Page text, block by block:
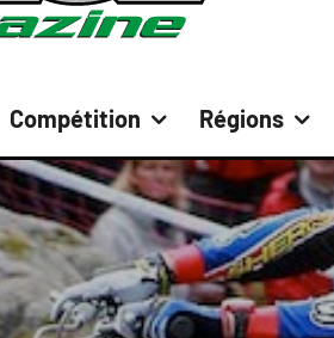
Compétition Régions